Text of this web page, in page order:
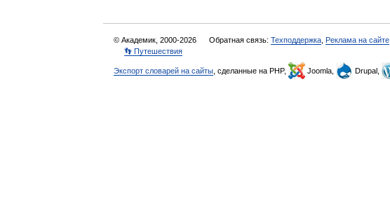
© Академик, 2000-2026 Обратная связь: Техподдержка Реклама на сайте
👣 Путешествия
Экспорт словарей на сайты , сделанные на PHP, Joomla, Drupal,